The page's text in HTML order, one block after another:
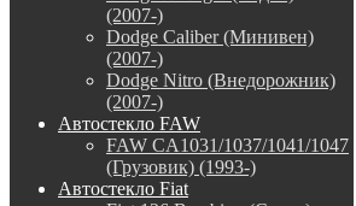
(2007-)
Dodge Caliber (Минивен)
(2007-)
Dodge Nitro (Внедорожник)
(2007-)
Автостекло FAW
FAW CA1031/1037/1041/1047
(Грузовик) (1993-)
Автостекло Fiat